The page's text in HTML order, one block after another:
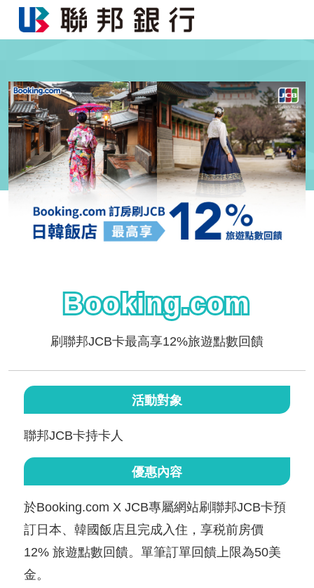
Booking.com
刷聯邦JCB卡最高享12%旅遊點數回饋
活動對象
聯邦JCB卡持卡人
優惠內容
於Booking.com X JCB專屬網站刷聯邦JCB卡預
訂日本、韓國飯店且完成入住，享税前房價
12% 旅遊點數回饋。單筆訂單回饋上限為50美
金。